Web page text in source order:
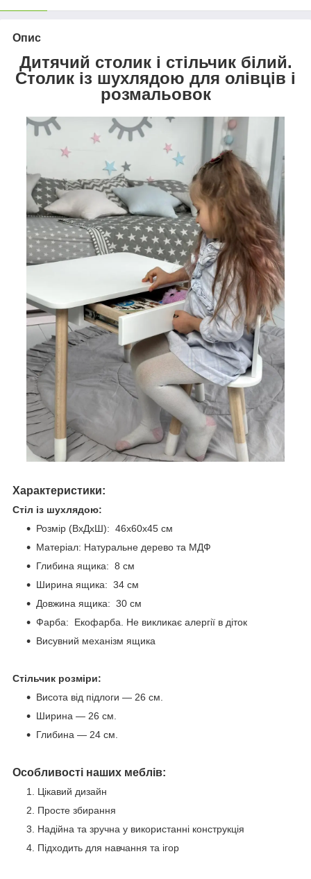
Опис
Дитячий столик і стільчик білий.
Столик із шухлядою для олівців і
розмальовок
Характеристики:
Стіл із шухлядою:
Розмір (ВхДхШ): 46х60х45 см
Матеріал: Натуральне дерево та МДФ
Глибина ящика: 8 см
Ширина ящика: 34 см
Довжина ящика: 30 см
Фарба: Екофарба. Не викликає алергії в діток
Висувний механізм ящика
Стільчик розміри:
Висота від підлоги — 26 см.
Ширина — 26 см.
Глибина — 24 см.
Особливості наших меблів:
Цікавий дизайн
Просте збирання
Надійна та зручна у використанні конструкція
Підходить для навчання та ігор